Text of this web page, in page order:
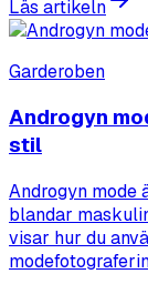
Läs artikeln
Garderoben
Androgyn
stil
Androgyn mode
blandar
visar hur du